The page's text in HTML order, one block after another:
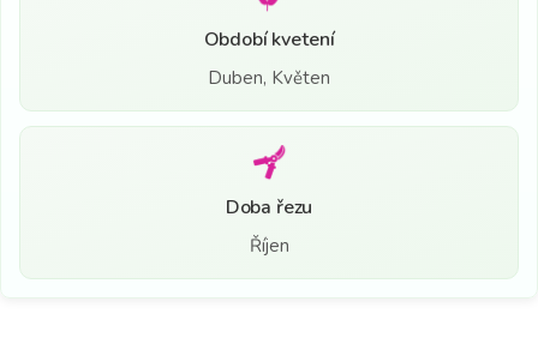
Období kvetení
Duben, Květen
Doba řezu
Říjen